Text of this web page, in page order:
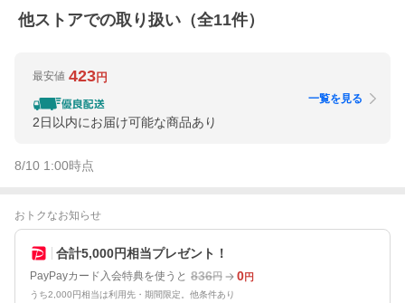
他ストアでの取り扱い（全11件）
最安値 423円
2日以内にお届け可能な商品あり
一覧を見る
8/10 1:00時点
おトクなお知らせ
合計5,000円相当プレゼント！
PayPayカード入会特典を使うと 836円 0円
うち2,000円相当は利用先・期間限定。他条件あり